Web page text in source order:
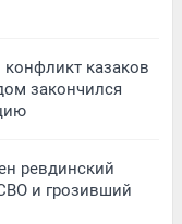
конфликт казаков
закончился
ревдинский
и грозивший